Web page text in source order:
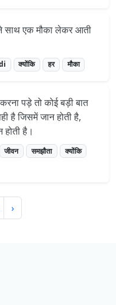
साथ एक मौका लेकर आती
क्योंकि हर मौका
पड़े तो कोई बड़ी बात
है जिसमें जान होती है,
है।
जीवन समझौता
क्योंकि
›